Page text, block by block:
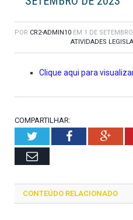
POR CR2-ADMIN10 EM 1 DE
ATIVIDADES
Clique aqui para
COMPARTILHAR:
TwitterFacebook
Email
CONTEÚDO RELACIONADO